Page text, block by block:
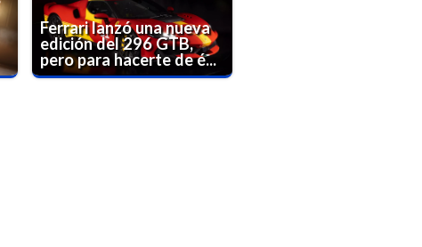
Ferrari lanzó una nueva
edición del 296 GTB,
pero para hacerte de é...